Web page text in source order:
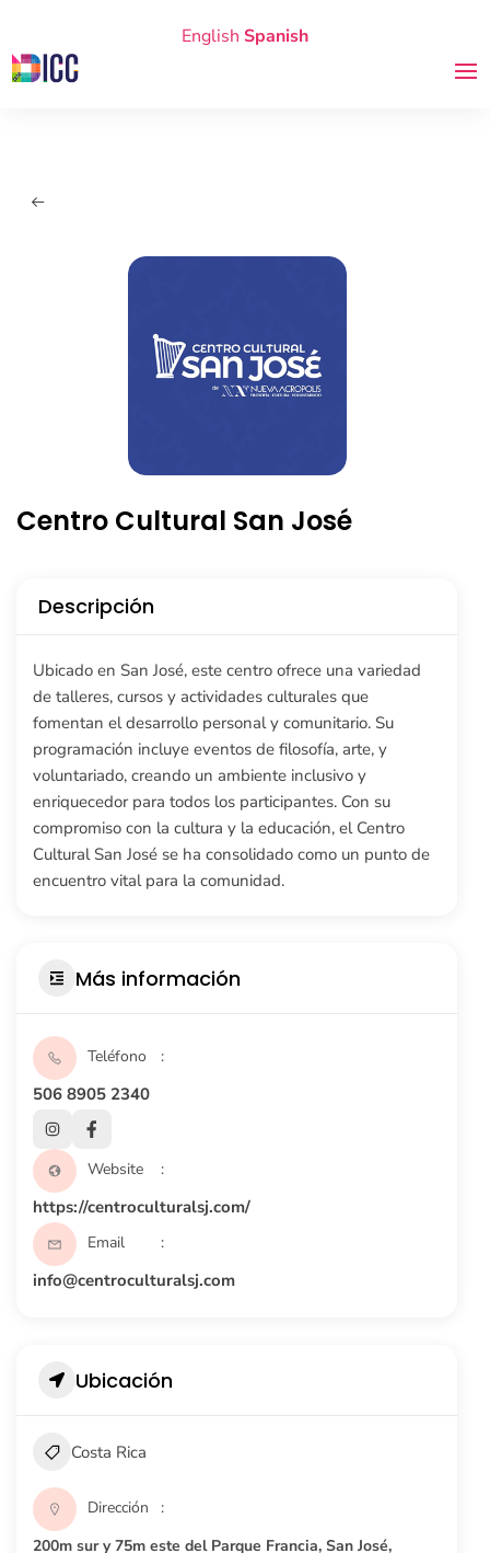
English Spanish
Centro Cultural San José
Descripción
Ubicado en San José, este centro ofrece una variedad
de talleres, cursos y actividades culturales que
fomentan el desarrollo personal y comunitario. Su
programación incluye eventos de filosofía, arte, y
voluntariado, creando un ambiente inclusivo y
enriquecedor para todos los participantes. Con su
compromiso con la cultura y la educación, el Centro
Cultural San José se ha consolidado como un punto de
encuentro vital para la comunidad.
Más información
Teléfono
506 8905 2340
Website
https://centroculturalsj.com/
Email
info@centroculturalsj.com
Ubicación
Costa Rica
Dirección
200m sur y 75m este del Parque Francia, San José,